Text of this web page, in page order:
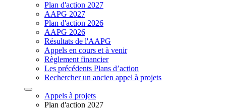
Plan d'action 2027
AAPG 2027
Plan d'action 2026
AAPG 2026
Résultats de l'AAPG
Appels en cours et à venir
Règlement financier
Les précédents Plans d’action
Rechercher un ancien appel à projets
Appels à projets
Plan d'action 2027